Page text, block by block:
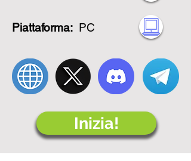
Piattaforma: PC
Inizia!